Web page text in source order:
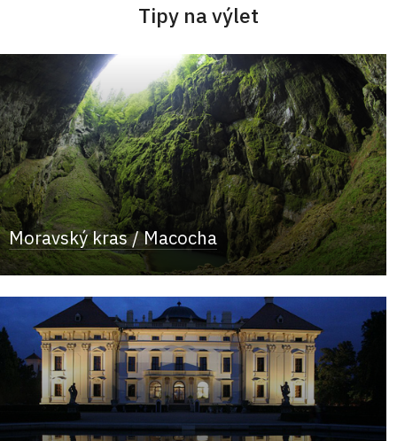
Tipy na výlet
Moravský kras / Macocha